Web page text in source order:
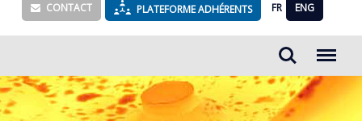
CONTACT PLATEFORME ADHÉRENTS FR ENG
Rechercher...